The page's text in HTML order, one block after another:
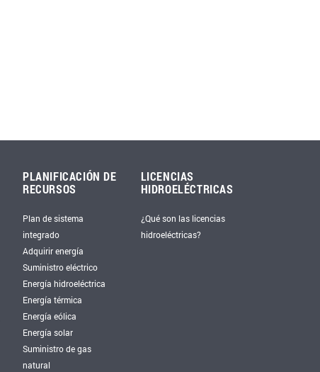
PLANIFICACIÓN DE
RECURSOS
Plan de sistema
integrado
Adquirir energía
Suministro eléctrico
Energía hidroeléctrica
Energía térmica
Energía eólica
Energía solar
Suministro de gas
natural
LICENCIAS
HIDROELÉCTRICAS
¿Qué son las licencias
hidroeléctricas?